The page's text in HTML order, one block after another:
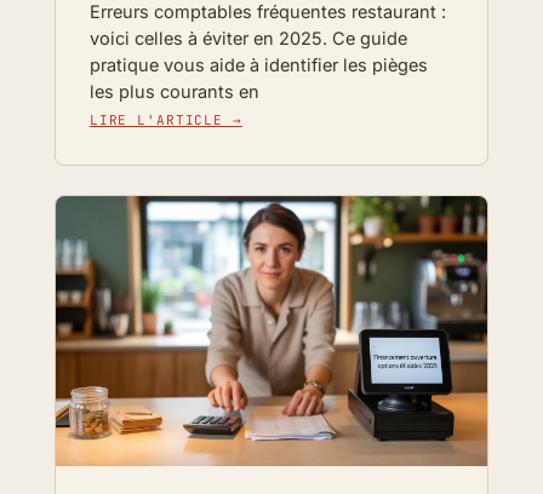
Erreurs comptables fréquentes restaurant :
voici celles à éviter en 2025. Ce guide
pratique vous aide à identifier les pièges
les plus courants en
LIRE L'ARTICLE →